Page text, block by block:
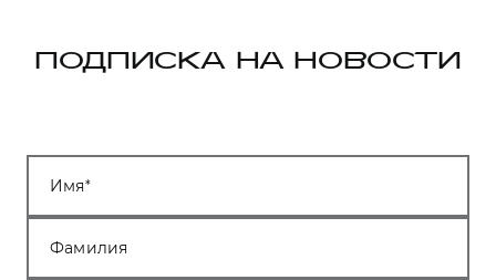
ПОДПИСКА НА НОВОСТИ
Имя
Фамилия